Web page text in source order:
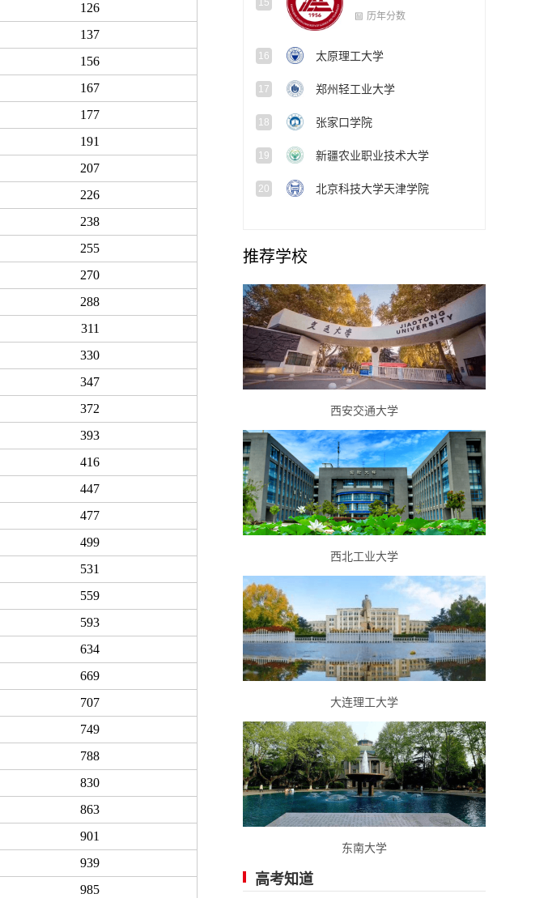
126
137
156
167
177
191
207
226
238
255
270
288
311
330
347
372
393
416
447
477
499
531
559
593
634
669
707
749
788
830
863
901
939
985
太原理工大学
历年分数
17 郑州轻工业大学
18 张家口学院
19 新疆农业职业技术大学
20 北京科技大学天津学院
推荐学校
西安交通大学
西北工业大学
大连理工大学
东南大学
高考知道